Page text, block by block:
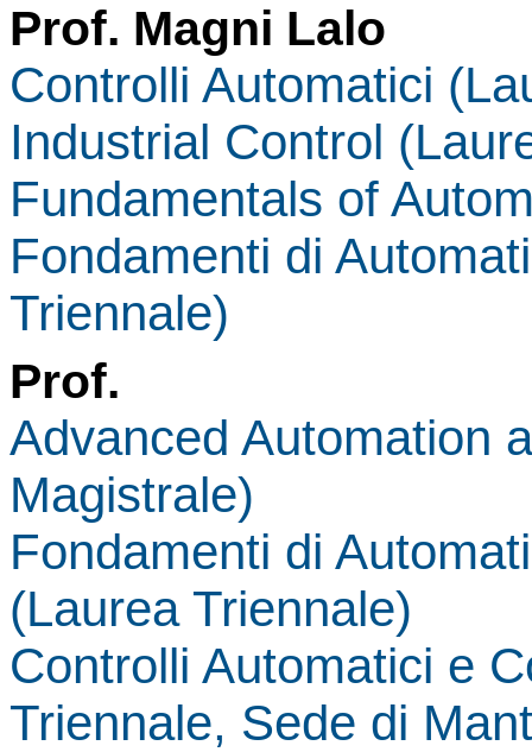
Prof. Magni Lalo
Controlli Automatici
Industrial Control
Fundamentals of
Fondamenti di
Triennale)
Prof.
Advanced Automation
Magistrale)
Fondamenti di
(Laurea Triennale)
Controlli Automatici e
Triennale, Sede di